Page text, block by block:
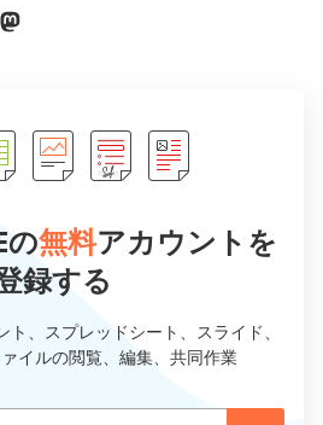
の無料アカウントを
録する
、スプレッドシート、スライド、
イルの閲覧、編集、共同作業